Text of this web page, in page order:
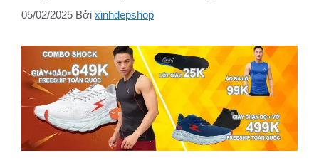
05/02/2025 Bởi xinhdepshop